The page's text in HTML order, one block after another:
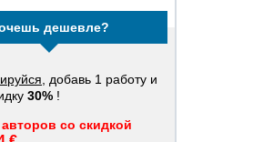
дешевле?
, добавь 1 работу и
30% !
со скидкой